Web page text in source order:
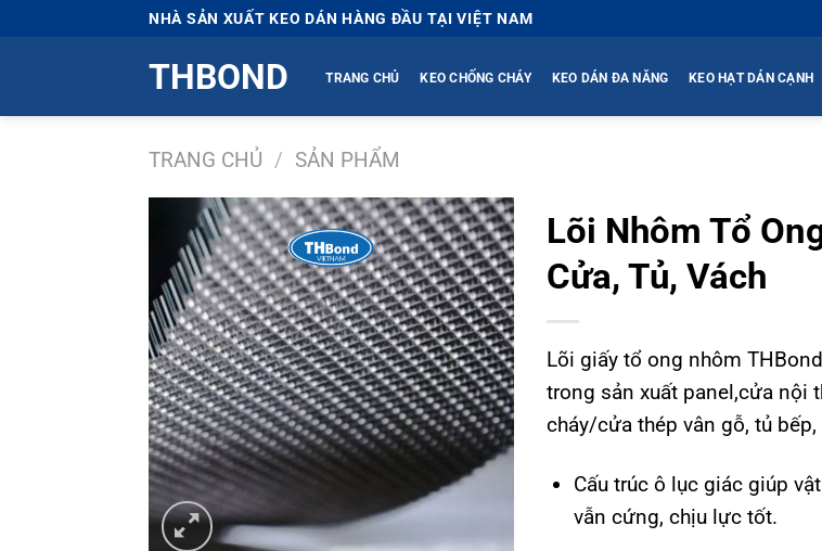
dung
NHÀ SẢN XUẤT KEO DÁN HÀNG ĐẦU TẠI VIỆT NAM
THBOND TRANG CHỦ KEO CHỐNG CHÁY KEO DÁN ĐA NĂNG KEO HẠT DÁN CẠNH
TRANG CHỦ / SẢN PHẨM
Lõi Nhôm Tổ
Cửa, Tủ, Vách
Lõi giấy tổ ong nhôm
trong sản xuất panel,cửa nội
cháy/cửa thép vân gỗ, tủ
Cấu trúc ô lục giác giúp
vẫn cứng, chịu lực tốt.